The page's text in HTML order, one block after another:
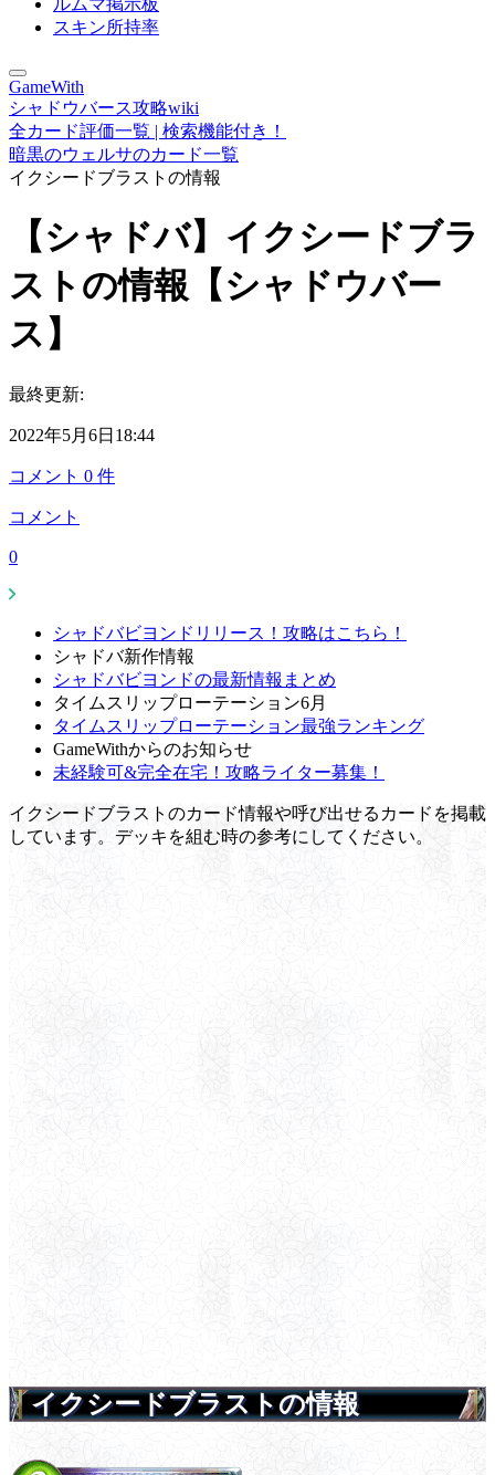
ルムマ掲示板
スキン所持率
GameWith
シャドウバース攻略wiki
全カード評価一覧 | 検索機能付き！
暗黒のウェルサのカード一覧
イクシードブラストの情報
【シャドバ】イクシードブラ
ストの情報【シャドウバー
ス】
最終更新:
2022年5月6日18:44
コメント 0 件
コメント
0
シャドバビヨンドリリース！攻略はこちら！
シャドバ新作情報
シャドバビヨンドの最新情報まとめ
タイムスリップローテーション6月
タイムスリップローテーション最強ランキング
GameWithからのお知らせ
未経験可&完全在宅！攻略ライター募集！
イクシードブラストのカード情報や呼び出せるカードを掲載
しています。デッキを組む時の参考にしてください。
イクシードブラストの情報